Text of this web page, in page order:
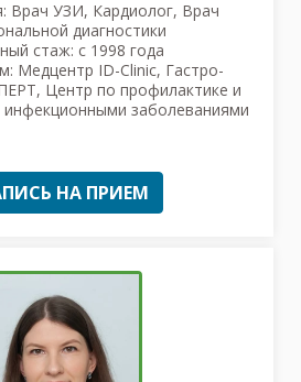
Врач УЗИ, Кардиолог, Врач
диагностики
стаж: с 1998 года
Медцентр ID-Clinic, Гастро-
Центр по профилактике и
заболеваниями
НА ПРИЕМ